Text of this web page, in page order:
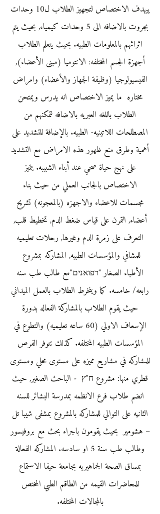
ييهدف الاختصاص لتجهيز الطلاب ل10 وحدات
بجروت بالاضافه الى 5 وحدات كيمياء, بحيث يتم
اثرائهم بالمعلومات الطبيه. بحيث يتعلم الطلاب
أجهزة الجسم المختلفه: الانتوميا (مبنى الأعضاء),
الفيسيولوجيا (وظيفة الجهاز والأعضاء) وامراض
مختاره ما يميز الاختصاص انه يدرس ويمتحن
الطلاب باللغه العبريه بالاضافه لتمكنهم من
المصطلحات اللاتينيه- الطبيه. بالإضافة للتشديد على
أهمية وطرق منع ظهور هذه الامراض مع التشديد
على نهج حياة صحي عند أبناء الشبيبه. يتميز
الاختصاص بالجانب العملي من حيث بناء
مجسمات للاعضاء والاجهزه (بالمعجونه) تشريح
أعضاء, التمرن على قياس ضغط الدم, تخطيط قلب,
التعرف على زمرة الدم وغيرها, رحلات تعليميه
للمشافي والمؤسسات الطبيه, المشاركه بمشروع
الأطباء الصغار "רפואנים"مع طالب طب سنه
رابعه/ خامسه. كما وينخرط الطلاب بالعمل الميداني
حيث يقوم الطلاب بالمشاركة الفعاله بدورة
الإسعاف الاولي (60 ساعه تعليميه) والتطوع في
المؤسسات الطبيه المختلفه. كذلك تتوفر الفرص
للمشاركه في مشاريع مميزه على مستوى محلي ومستوى
قطري منها: مشروع ח"ץ - الباحث الصغير, حيث
انضم طلاب فرع الانظمه بمدرسة البشائر للسنه
الثانيه على التوالي للمشاركه بالمشروع بمشفى شيبا تل
– هشومير بحيث يقومون باجراء بحث مع بروفيسور
وطالب طب سنة 5 او سادسه. المشاركه الفعالة
بمساق الصحة الجماهيريه بجامعة حيفا الاستماع
للمحاضرات القيمه من الطاقم الطبي المختص
بالمجالات المختلفه.